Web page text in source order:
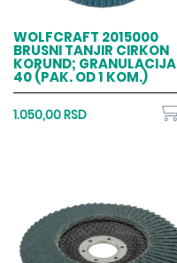
WOLFCRAFT 2015000
BRUSNI TANJIR CIRKON
KORUND; GRANULACIJA
40 (PAK. OD 1 KOM.)
1.050,00 RSD